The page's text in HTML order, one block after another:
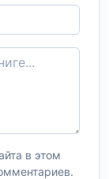
в этом